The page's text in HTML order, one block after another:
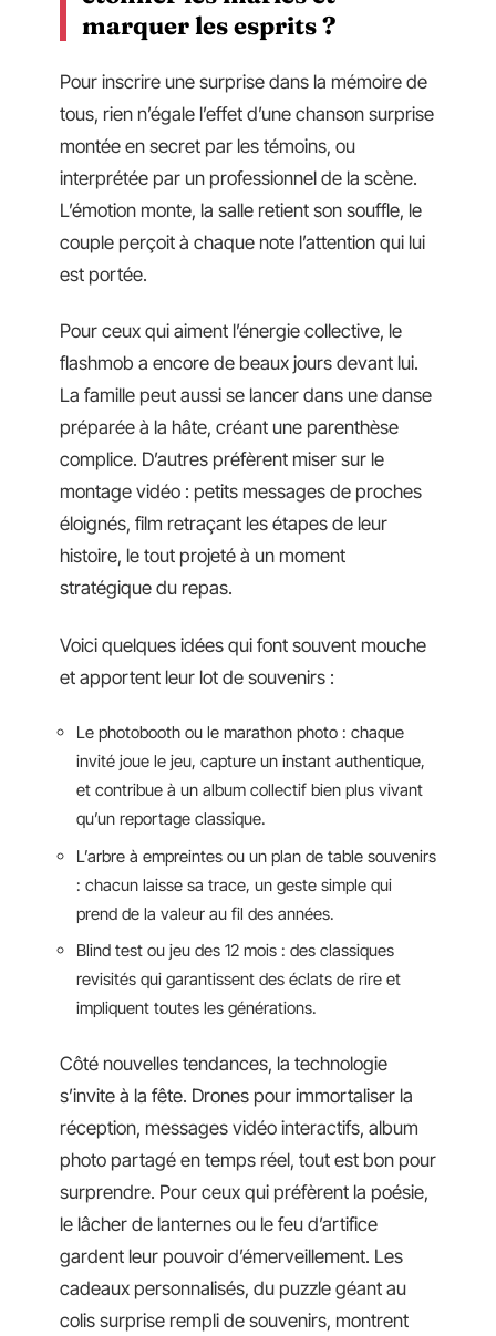
marquer les esprits ?
Pour inscrire une surprise dans la mémoire de
tous, rien n’égale l’effet d’une chanson surprise
montée en secret par les témoins, ou
interprétée par un professionnel de la scène.
L’émotion monte, la salle retient son souffle, le
couple perçoit à chaque note l’attention qui lui
est portée.
Pour ceux qui aiment l’énergie collective, le
flashmob a encore de beaux jours devant lui.
La famille peut aussi se lancer dans une danse
préparée à la hâte, créant une parenthèse
complice. D’autres préfèrent miser sur le
montage vidéo : petits messages de proches
éloignés, film retraçant les étapes de leur
histoire, le tout projeté à un moment
stratégique du repas.
Voici quelques idées qui font souvent mouche
et apportent leur lot de souvenirs :
Le photobooth ou le marathon photo : chaque
invité joue le jeu, capture un instant authentique,
et contribue à un album collectif bien plus vivant
qu’un reportage classique.
L’arbre à empreintes ou un plan de table souvenirs
: chacun laisse sa trace, un geste simple qui
prend de la valeur au fil des années.
Blind test ou jeu des 12 mois : des classiques
revisités qui garantissent des éclats de rire et
impliquent toutes les générations.
Côté nouvelles tendances, la technologie
s’invite à la fête. Drones pour immortaliser la
réception, messages vidéo interactifs, album
photo partagé en temps réel, tout est bon pour
surprendre. Pour ceux qui préfèrent la poésie,
le lâcher de lanternes ou le feu d’artifice
gardent leur pouvoir d’émerveillement. Les
cadeaux personnalisés, du puzzle géant au
colis surprise rempli de souvenirs, montrent